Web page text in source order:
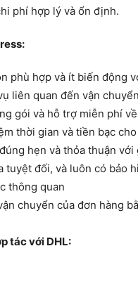
phí hợp lý và ổn định.
phù hợp và ít biến động
liên quan đến vận chuyển
gói và hỗ trợ miễn phí
thời gian và tiền bạc
hẹn và thỏa thuận
tuyệt đối, và luôn có bảo
thông quan
chuyển của đơn hàng
tác với DHL: